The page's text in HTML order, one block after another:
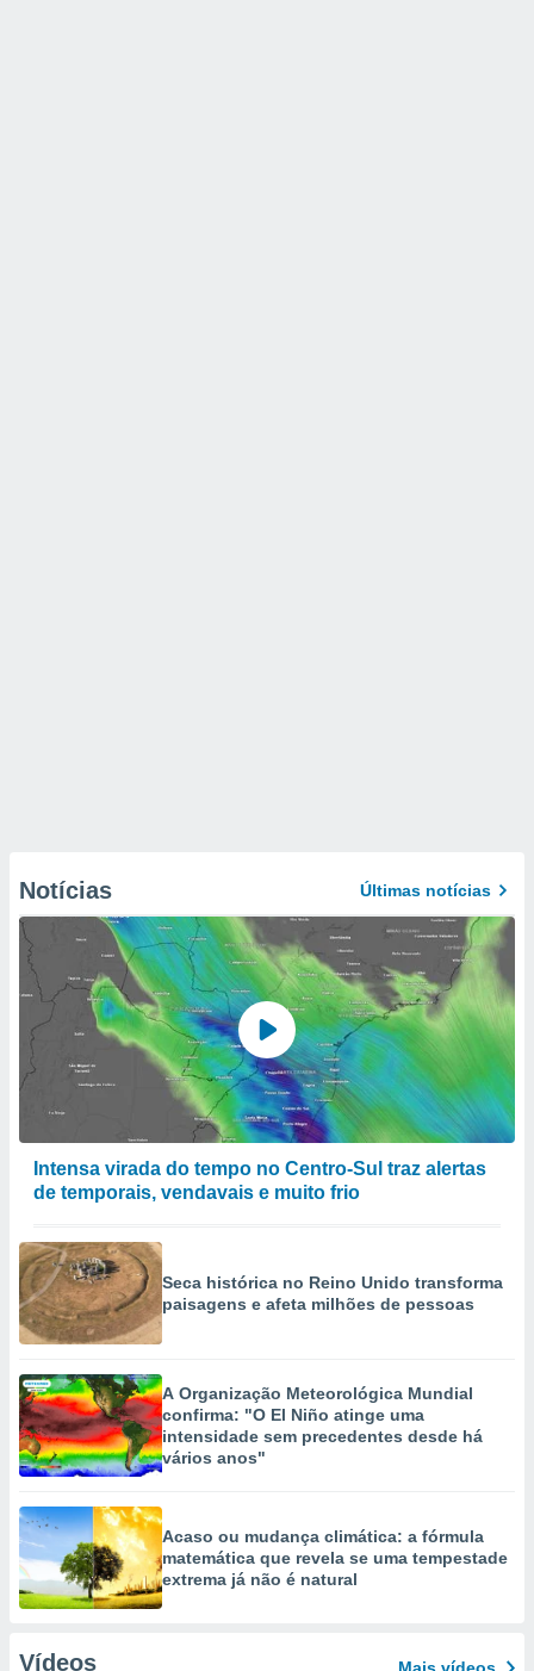
Notícias Últimas notícias
Intensa virada do tempo no Centro-Sul traz alertas
de temporais, vendavais e muito frio
Seca histórica no Reino Unido transforma
paisagens e afeta milhões de pessoas
A Organização Meteorológica Mundial
confirma: "O El Niño atinge uma
intensidade sem precedentes desde há
vários anos"
Acaso ou mudança climática: a fórmula
matemática que revela se uma tempestade
extrema já não é natural
Vídeos